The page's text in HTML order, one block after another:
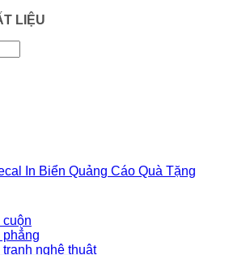
LIỆU
cuộn
phẳng
tranh nghệ thuật
In Biển Quảng Cáo Quà Tặng